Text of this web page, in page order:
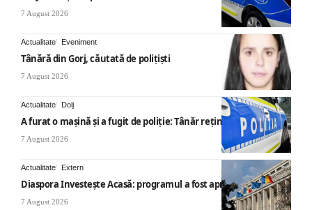
7 August 2026
Actualitate Eveniment
Tânără din Gorj, căutată de polițiști
7 August 2026
Actualitate Dolj
A furat o mașină și a fugit de poliție: Tânăr reținut
7 August 2026
Actualitate Extern
Diaspora Investește Acasă: programul a fost aprobat
7 August 2026